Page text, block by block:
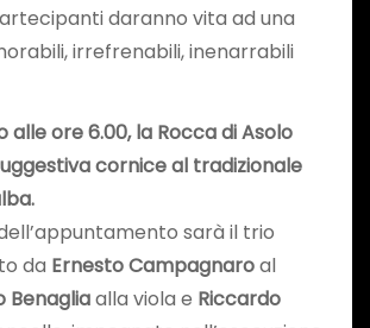
daranno vita ad una
irrefrenabili, inenarrabili
alle ore 6.00, la Rocca di Asolo
cornice al tradizionale
sarà il trio
da Ernesto Campagnaroal
Benagliaalla viola e Riccardo